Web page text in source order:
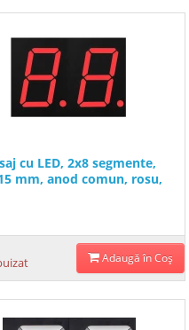
cu LED, 2x8 segmente,
mm, anod comun, rosu,
Adaugă în Coş